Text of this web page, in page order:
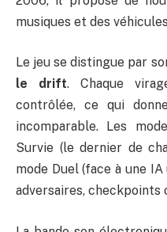
musiques et des
Le jeu se distingue par
le drift. Chaque
contrôlée, ce qui
incomparable. Les
Survie (le dernier de
mode Duel (face à une IA
adversaires, checkpoints